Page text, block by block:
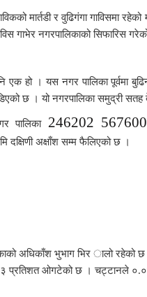
मार्तडी र वुढिगंगा गाविसमा
गाभेर नगरपालिकाको सिफारिस
हो । यस नगर पालिका पूर्वमा
छ । यो नगरपालिका समुद्री
पालिका 246202 567600
मि दक्षिणी अक्षाँश सम्म फैलिएको छ ।
अधिकाँश भुभाग भिर ालो
प्रतिशत ओगटेको छ । चट्टानले